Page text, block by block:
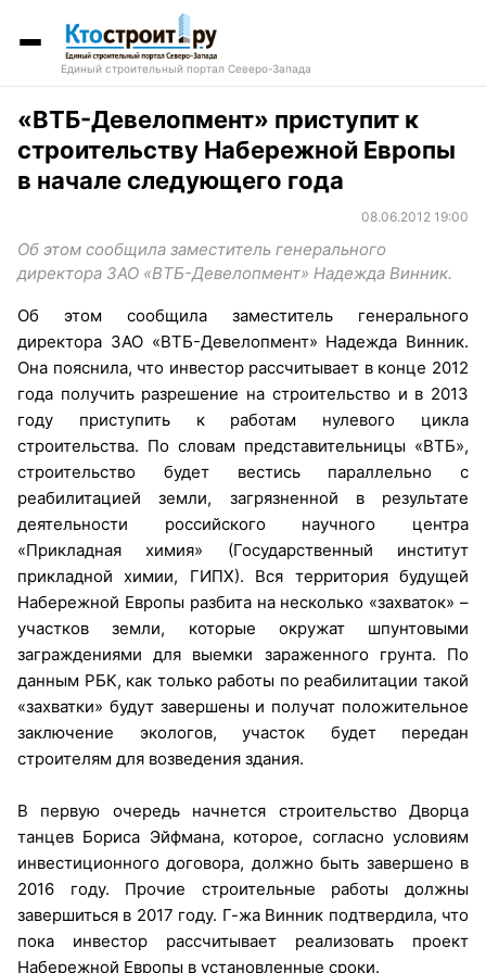
Единый строительный портал Северо-Запада
«ВТБ-Девелопмент» приступит к
строительству Набережной Европы
в начале следующего года
08.06.2012 19:00
Об этом сообщила заместитель генерального
директора ЗАО «ВТБ-Девелопмент» Надежда Винник.
Об этом сообщила заместитель генерального
директора ЗАО «ВТБ-Девелопмент» Надежда Винник.
Она пояснила, что инвестор рассчитывает в конце 2012
года получить разрешение на строительство и в 2013
году приступить к работам нулевого цикла
строительства. По словам представительницы «ВТБ»,
строительство будет вестись параллельно с
реабилитацией земли, загрязненной в результате
деятельности российского научного центра
«Прикладная химия» (Государственный институт
прикладной химии, ГИПХ). Вся территория будущей
Набережной Европы разбита на несколько «захваток» –
участков земли, которые окружат шпунтовыми
заграждениями для выемки зараженного грунта. По
данным РБК, как только работы по реабилитации такой
«захватки» будут завершены и получат положительное
заключение экологов, участок будет передан
строителям для возведения здания.
В первую очередь начнется строительство Дворца
танцев Бориса Эйфмана, которое, согласно условиям
инвестиционного договора, должно быть завершено в
2016 году. Прочие строительные работы должны
завершиться в 2017 году. Г-жа Винник подтвердила, что
пока инвестор рассчитывает реализовать проект
Набережной Европы в установленные сроки.